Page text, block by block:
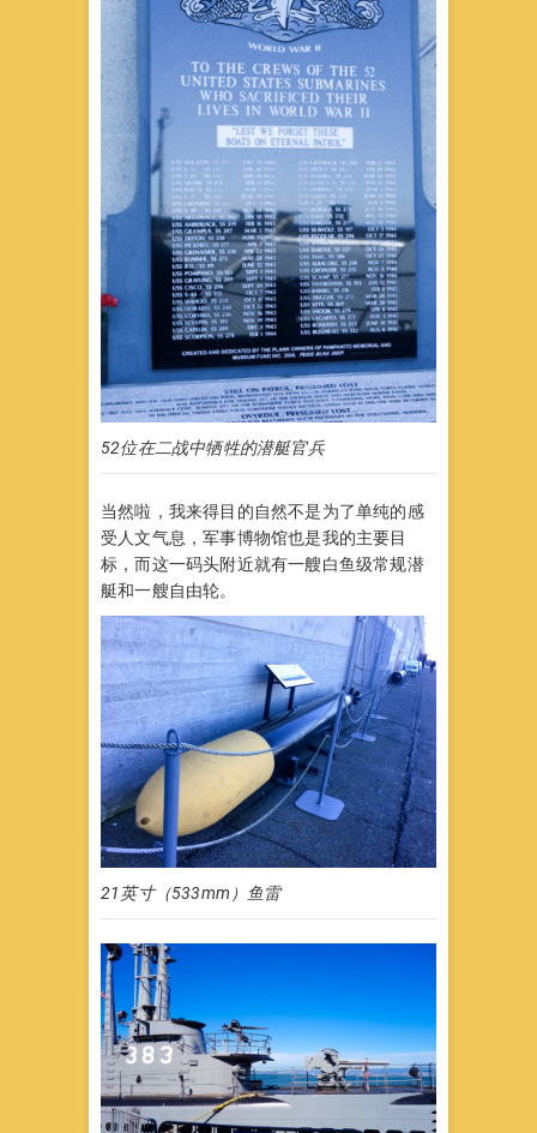
52位在二战中牺牲的潜艇官兵
当然啦，我来得目的自然不是为了单纯的感
受人文气息，军事博物馆也是我的主要目
标，而这一码头附近就有一艘白鱼级常规潜
艇和一艘自由轮。
21英寸（533mm）鱼雷